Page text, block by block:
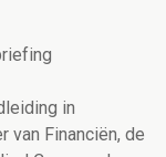
in
van Financiën, de